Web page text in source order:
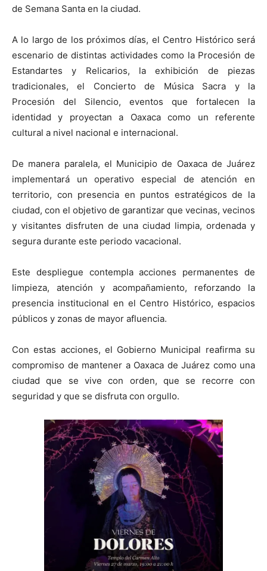
de Semana Santa en la ciudad.
A lo largo de los próximos días, el Centro Histórico será
escenario de distintas actividades como la Procesión de
Estandartes y Relicarios, la exhibición de piezas
tradicionales, el Concierto de Música Sacra y la
Procesión del Silencio, eventos que fortalecen la
identidad y proyectan a Oaxaca como un referente
cultural a nivel nacional e internacional.
De manera paralela, el Municipio de Oaxaca de Juárez
implementará un operativo especial de atención en
territorio, con presencia en puntos estratégicos de la
ciudad, con el objetivo de garantizar que vecinas, vecinos
y visitantes disfruten de una ciudad limpia, ordenada y
segura durante este periodo vacacional.
Este despliegue contempla acciones permanentes de
limpieza, atención y acompañamiento, reforzando la
presencia institucional en el Centro Histórico, espacios
públicos y zonas de mayor afluencia.
Con estas acciones, el Gobierno Municipal reafirma su
compromiso de mantener a Oaxaca de Juárez como una
ciudad que se vive con orden, que se recorre con
seguridad y que se disfruta con orgullo.